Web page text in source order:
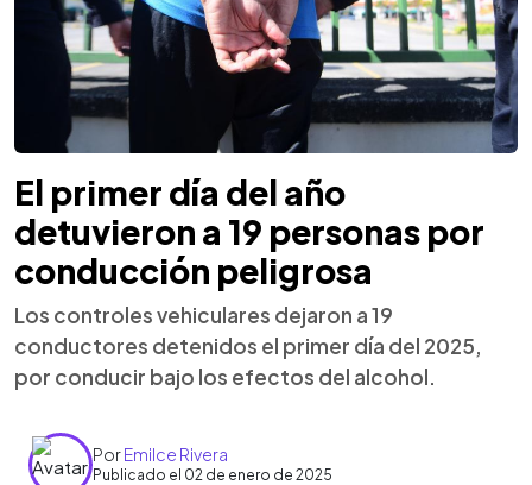
El primer día del año
detuvieron a 19 personas por
conducción peligrosa
Los controles vehiculares dejaron a 19
conductores detenidos el primer día del 2025,
por conducir bajo los efectos del alcohol.
PorEmilce Rivera
Publicado el 02 de enero de 2025